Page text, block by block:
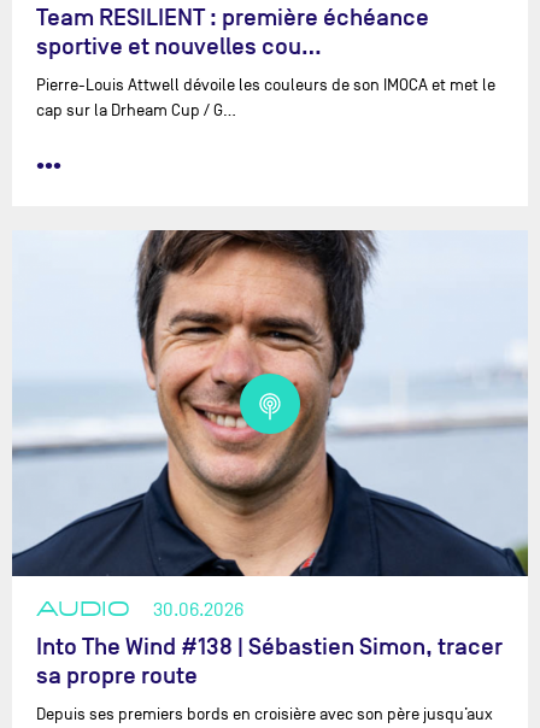
Team RESILIENT : première échéance
sportive et nouvelles cou…
Pierre-Louis Attwell dévoile les couleurs de son IMOCA et met le
cap sur la Drheam Cup / G…
•••
AUDIO 30.06.2026
Into The Wind #138 | Sébastien Simon, tracer
sa propre route
Depuis ses premiers bords en croisière avec son père jusqu’aux